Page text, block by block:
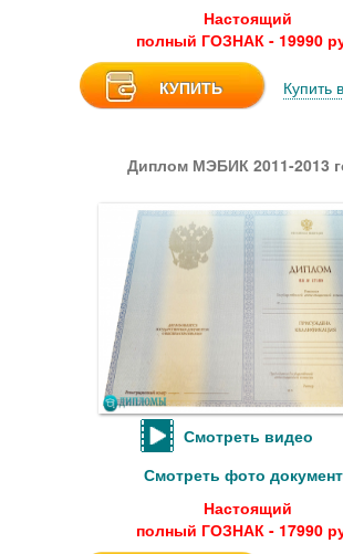
Настоящий
полный ГОЗНАК - 19990
КУПИТЬ Купить
Диплом МЭБИК 2011-2013
Смотреть видео
Смотреть фото
Настоящий
полный ГОЗНАК - 17990